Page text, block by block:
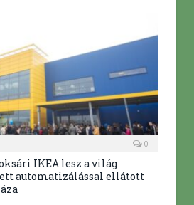
0
IKEA lesz a világ
automatizálással ellátott